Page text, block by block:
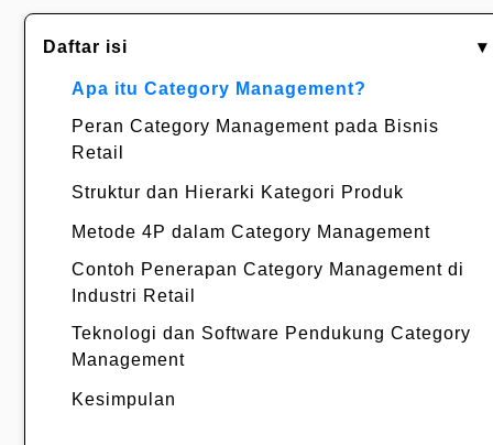
Daftar isi ▾
Apa itu Category Management?
Peran Category Management pada Bisnis
Retail
Struktur dan Hierarki Kategori Produk
Metode 4P dalam Category Management
Contoh Penerapan Category Management di
Industri Retail
Teknologi dan Software Pendukung Category
Management
Kesimpulan